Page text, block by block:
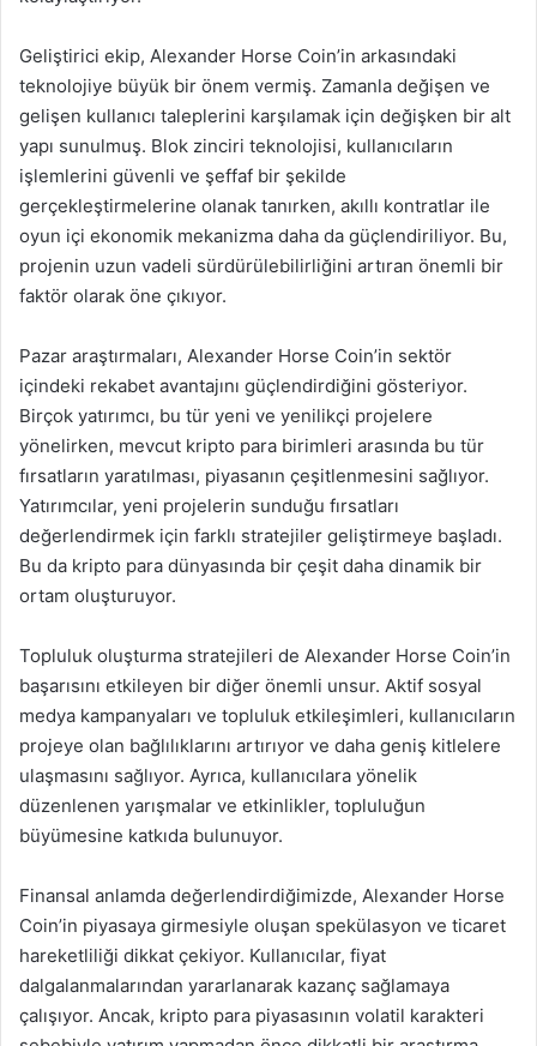
Geliştirici ekip, Alexander Horse Coin’in arkasındaki
teknolojiye büyük bir önem vermiş. Zamanla değişen ve
gelişen kullanıcı taleplerini karşılamak için değişken bir alt
yapı sunulmuş. Blok zinciri teknolojisi, kullanıcıların
işlemlerini güvenli ve şeffaf bir şekilde
gerçekleştirmelerine olanak tanırken, akıllı kontratlar ile
oyun içi ekonomik mekanizma daha da güçlendiriliyor. Bu,
projenin uzun vadeli sürdürülebilirliğini artıran önemli bir
faktör olarak öne çıkıyor.
Pazar araştırmaları, Alexander Horse Coin’in sektör
içindeki rekabet avantajını güçlendirdiğini gösteriyor.
Birçok yatırımcı, bu tür yeni ve yenilikçi projelere
yönelirken, mevcut kripto para birimleri arasında bu tür
fırsatların yaratılması, piyasanın çeşitlenmesini sağlıyor.
Yatırımcılar, yeni projelerin sunduğu fırsatları
değerlendirmek için farklı stratejiler geliştirmeye başladı.
Bu da kripto para dünyasında bir çeşit daha dinamik bir
ortam oluşturuyor.
Topluluk oluşturma stratejileri de Alexander Horse Coin’in
başarısını etkileyen bir diğer önemli unsur. Aktif sosyal
medya kampanyaları ve topluluk etkileşimleri, kullanıcıların
projeye olan bağlılıklarını artırıyor ve daha geniş kitlelere
ulaşmasını sağlıyor. Ayrıca, kullanıcılara yönelik
düzenlenen yarışmalar ve etkinlikler, topluluğun
büyümesine katkıda bulunuyor.
Finansal anlamda değerlendirdiğimizde, Alexander Horse
Coin’in piyasaya girmesiyle oluşan spekülasyon ve ticaret
hareketliliği dikkat çekiyor. Kullanıcılar, fiyat
dalgalanmalarından yararlanarak kazanç sağlamaya
çalışıyor. Ancak, kripto para piyasasının volatil karakteri